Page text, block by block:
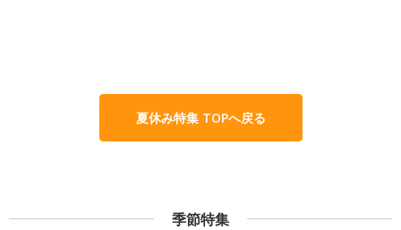
夏休み特集 TOPへ戻る
季節特集